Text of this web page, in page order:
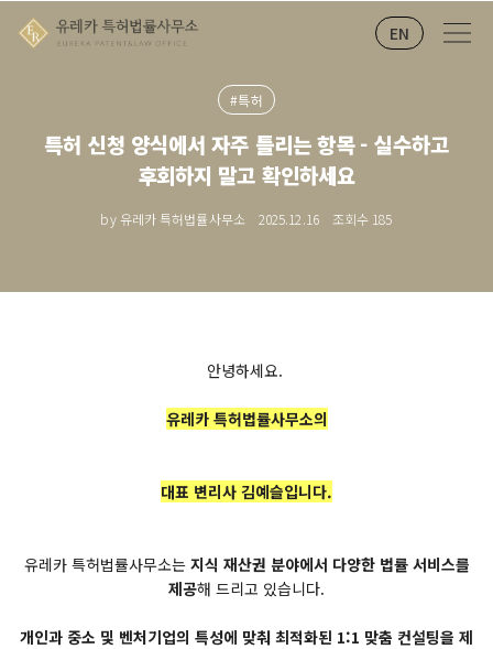
EN
#특허
특허 신청 양식에서 자주 틀리는 항목 - 실수하고
후회하지 말고 확인하세요
by 유레카 특허법률사무소 2025.12.16 조회수 185
안녕하세요.
유레카 특허법률사무소의
대표 변리사 김예슬입니다.
유레카 특허법률사무소는 지식 재산권 분야에서 다양한 법률 서비스를
제공해 드리고 있습니다.
개인과 중소 및 벤처기업의 특성에 맞춰 최적화된 1:1 맞춤 컨설팅을 제